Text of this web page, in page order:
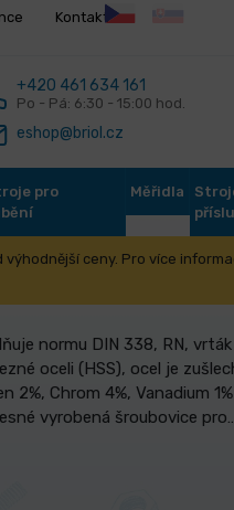
Kontakt
+420 461 634 161
Po - Pá: 6:30 - 15:00 hod.
eshop@briol.cz
pro
Měřidla
ceny. Pro více
normu DIN 338, RN,
oceli (HSS), ocel je
2%, Chrom 4%, Vanadium
vyrobená šroubovice